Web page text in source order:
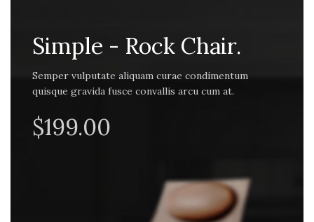
Simple - Rock Chair.
Semper vulputate aliquam curae condimentum
quisque gravida fusce convallis arcu cum at.
$199.00